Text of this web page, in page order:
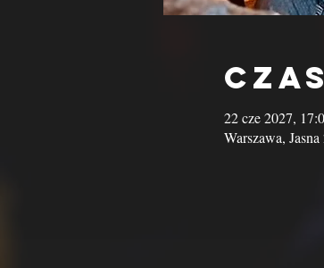
22 cze 2027,
Warszawa,